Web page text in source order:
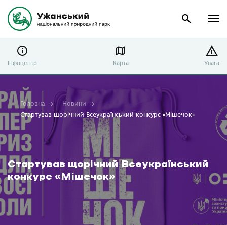
Інфоцентр Карта Увага
Стартував щорічний Всеукраїнський
конкурс «Мішечок»
Головна
Новини
Стартував щорічний Всеукраїнський конкурс «Мішечок»